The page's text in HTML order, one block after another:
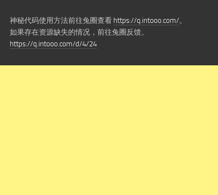
神秘代码使用方法前往兔圈查看 https://q.intooo.com/。
如果存在资源缺失的情况，前往兔圈反馈。
https://q.intooo.com/d/4/24